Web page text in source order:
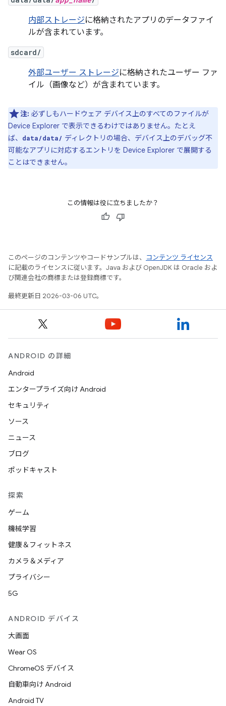
内部ストレージに格納されたアプリのデータファイ
ルが含まれています。
sdcard/
外部ユーザー ストレージに格納されたユーザー ファ
イル（画像など）が含まれています。
注: 必ずしもハードウェア デバイス上のすべてのファイルが
Device Explorer で表示できるわけではありません。たとえ
ば、
data/data/ ディレクトリの場合、デバイス上のデバッグ不
可能なアプリに対応するエントリを Device Explorer で展開する
ことはできません。
この情報は役に立ちましたか？
このページのコンテンツやコードサンプルは、
コンテンツ ライセンス
に記載のライセンスに従います。Java および OpenJDK は Oracle およ
び関連会社の商標または登録商標です。
最終更新日 2026-03-06 UTC。
ANDROID の詳細
Android
エンタープライズ向け Android
セキュリティ
ソース
ニュース
ブログ
ポッドキャスト
探索
ゲーム
機械学習
健康＆フィットネス
カメラ＆メディア
プライバシー
5G
ANDROID デバイス
大画面
Wear OS
ChromeOS デバイス
自動車向け Android
Android TV